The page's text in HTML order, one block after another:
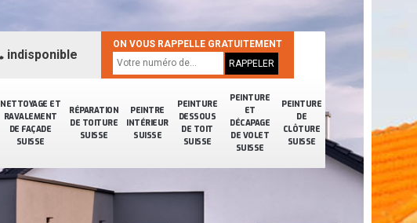
NETTOYAGE ET
RAVALEMENT
DE FAÇADE
SUISSE
RÉPARATION
DE TOITURE
SUISSE
PEINTRE
INTÉRIEUR
SUISSE
PEINTURE
DESSOUS
DE TOIT
SUISSE
PEINTURE
ET
DÉCAPAGE
DE VOLET
SUISSE
PEINTURE
DE
CLÔTURE
SUISSE
indisponible
ON VOUS RAPPELLE GRATUITEMENT